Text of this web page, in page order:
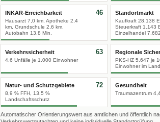
INKAR-Erreichbarkeit
Hausarzt 7,0 km, Apotheke 2,4
km, Grundschule 2,6 km,
Autobahn 13,8 Min.
46 Standortmarkt
Kaufkraft 28.138
Steuerkraft 1.143
Einzelhandel
Verkehrssicherheit
4,6 Unfälle je 1.000 Einwohner
63 Regionale
PKS-HZ 5.647 je
Einwohner im
Natur- und Schutzgebiete
8,9 % FFH, 13,5 %
Landschaftsschutz
72 Gesundheit
Traumazentrum
Automatischer Orientierungswert aus amtlichen und öffentlich